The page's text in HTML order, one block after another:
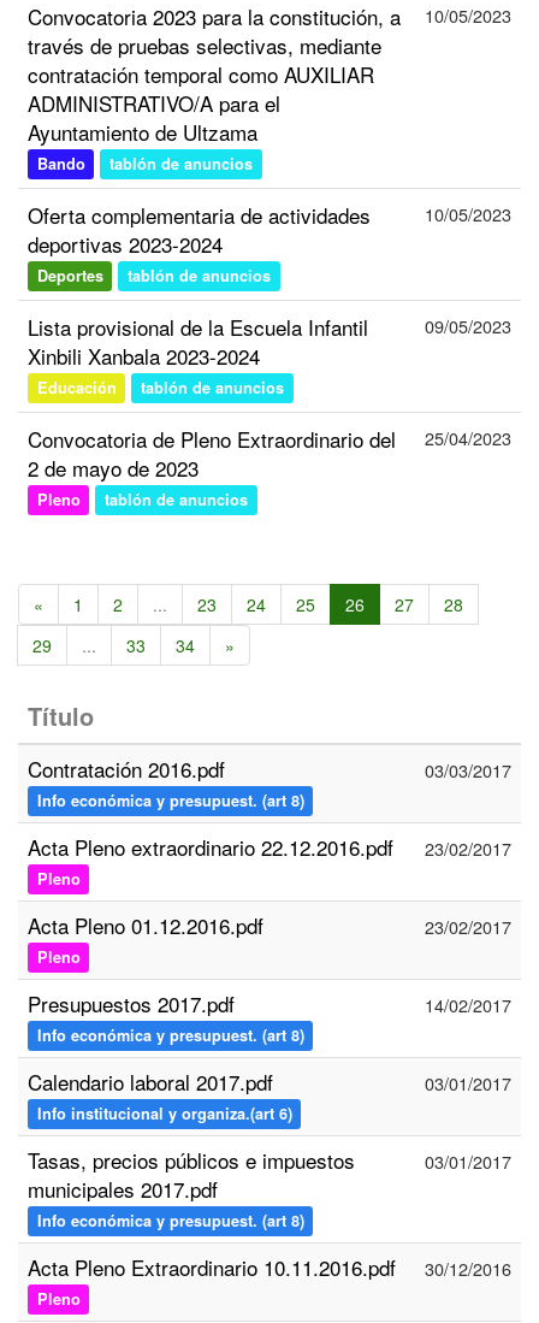
Convocatoria 2023 para la constitución, a
través de pruebas selectivas, mediante
contratación temporal como AUXILIAR
ADMINISTRATIVO/A para el
Ayuntamiento de Ultzama
Bando tablón de anuncios
10/05/2023
Oferta complementaria de actividades
deportivas 2023-2024
Deportes tablón de anuncios
10/05/2023
Lista provisional de la Escuela Infantil
Xinbili Xanbala 2023-2024
Educación tablón de anuncios
09/05/2023
Convocatoria de Pleno Extraordinario del
2 de mayo de 2023
Pleno tablón de anuncios
25/04/2023
« 1 2 ... 23 24 25 26 27
28
29
... 33 34 »
Título
Contratación 2016.pdf
Info económica y presupuest. (art 8)
03/03/2017
Acta Pleno extraordinario 22.12.2016.pdf
Pleno
23/02/2017
Acta Pleno 01.12.2016.pdf
Pleno
23/02/2017
Presupuestos 2017.pdf
Info económica y presupuest. (art 8)
14/02/2017
Calendario laboral 2017.pdf
Info institucional y organiza.(art 6)
03/01/2017
Tasas, precios públicos e impuestos
municipales 2017.pdf
Info económica y presupuest. (art 8)
03/01/2017
Acta Pleno Extraordinario 10.11.2016.pdf
Pleno
30/12/2016